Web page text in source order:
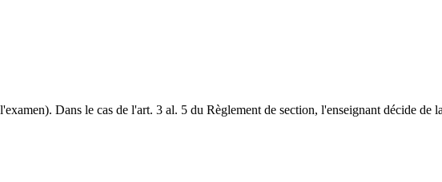
Dans le cas de l'art. 3 al. 5 du Règlement de section, l'enseignant décide